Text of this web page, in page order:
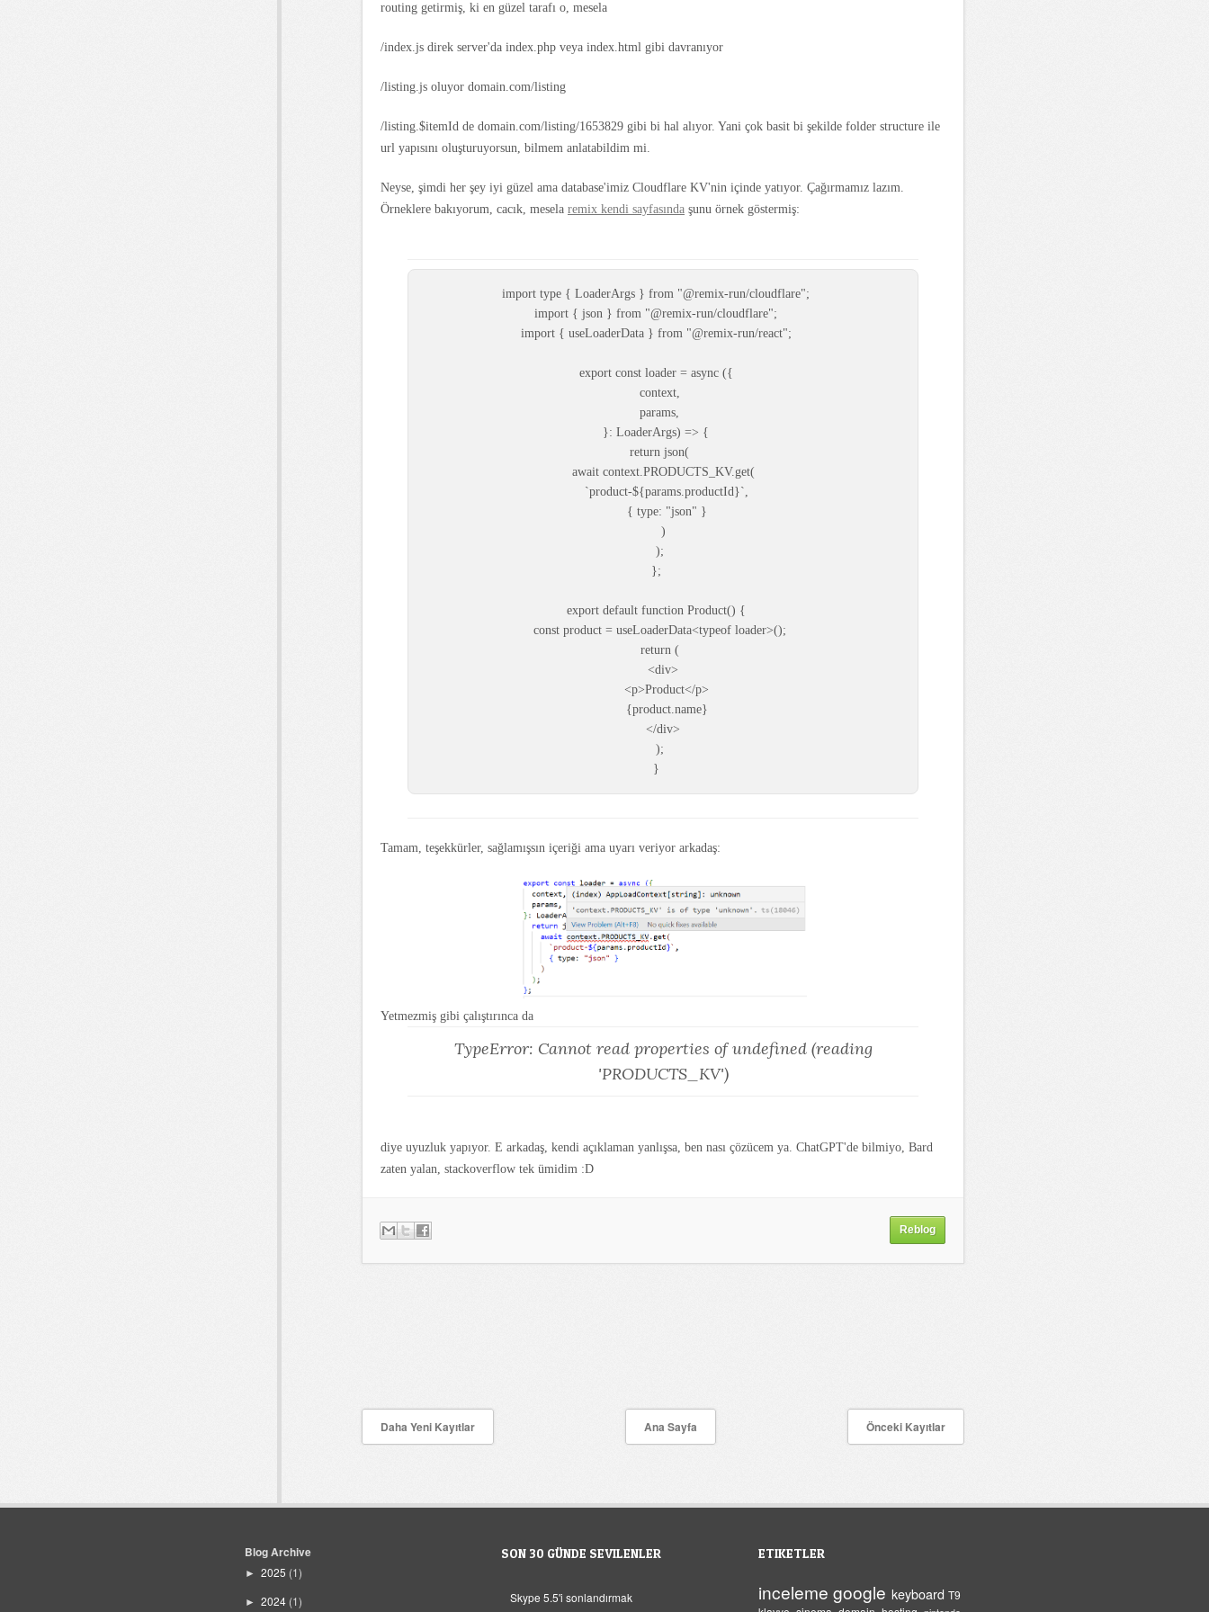
routing getirmiş, ki en güzel tarafı o, mesela
/index.js direk server'da index.php veya index.html gibi davranıyor
/listing.js oluyor domain.com/listing
/listing.$itemId de domain.com/listing/1653829 gibi bi hal alıyor. Yani çok basit bi şekilde folder structure ile
url yapısını oluşturuyorsun, bilmem anlatabildim mi.
Neyse, şimdi her şey iyi güzel ama database'imiz Cloudflare KV'nin içinde yatıyor. Çağırmamız lazım.
Örneklere bakıyorum, cacık, mesela remix kendi sayfasında şunu örnek göstermiş:
import type { LoaderArgs } from "@remix-run/cloudflare
import { json } from "@remix-run/cloudflare
import { useLoaderData } from "@remix-run/react
export const loader = async
context
params
}: LoaderArgs) =>
return json
await context.PRODUCTS_KV.get
      `
product-${params.productId
      { type: "
json
export default function Product
const product = useLoaderData<typeof loader
return
    <
div
      <
p>Product</p
{product.name}
    </
div
}
Tamam, teşekkürler, sağlamışsın içeriği ama uyarı veriyor arkadaş:
Yetmezmiş gibi çalıştırınca da
TypeError: Cannot read properties of undefined (reading
'PRODUCTS_KV')
diye uyuzluk yapıyor. E arkadaş, kendi açıklaman yanlışsa, ben nası çözücem ya. ChatGPT'de bilmiyo, Bard
zaten yalan, stackoverflow tek ümidim :D
Reblog
Daha Yeni Kayıtlar Önceki Kayıtlar
Ana Sayfa
Blog Archive
► 2025 (1)
► 2024 (1)
SON 30 GÜNDE SEVILENLER
Skype 5.5'i sonlandırmak
ETIKETLER
inceleme google keyboard T9